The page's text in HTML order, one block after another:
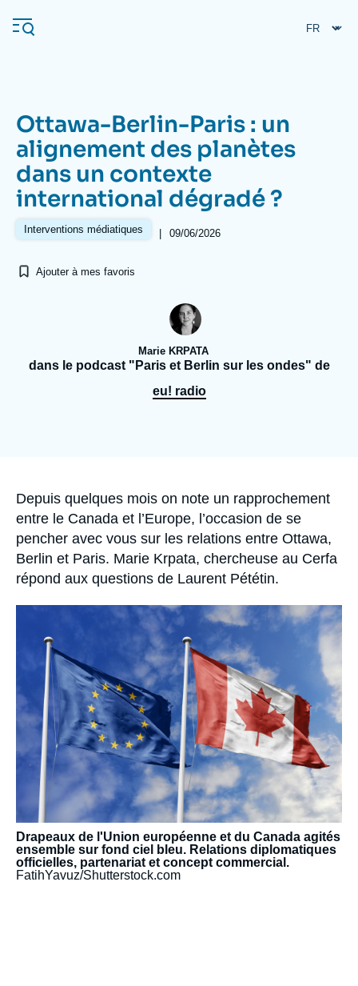
au
contenu
Navigation
principale
L'Ifri
Analyses
Se connecter
Ottawa-Berlin-Paris : un
alignement des planètes
dans un contexte
international dégradé ?
Interventions médiatiques | 09/06/2026
Ajouter à mes favoris
Marie KRPATA
dans le podcast "Paris et Berlin sur les ondes" de
eu! radio
Accroche
Depuis quelques mois on note un rapprochement
entre le Canada et l’Europe, l’occasion de se
pencher avec vous sur les relations entre Ottawa,
Berlin et Paris. Marie Krpata, chercheuse au Cerfa
répond aux questions de Laurent Pététin.
Image
médiatique
Drapeaux de l'Union européenne et du Canada agités
ensemble sur fond ciel bleu. Relations diplomatiques
officielles, partenariat et concept commercial.
FatihYavuz/Shutterstock.com